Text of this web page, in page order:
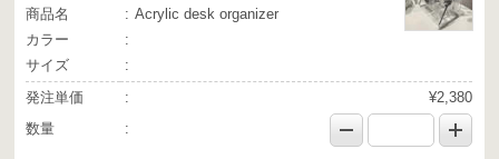
商品名
Acrylic desk organizer
カラー
サイズ
発注単価
¥2,380
数量